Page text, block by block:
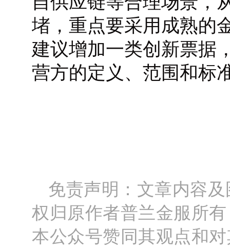
堵，重点要采用成熟的
建议增加一类创新票据
营方的定义、范围和标
免责声明：文章内容
权归原作者普兰金服所
本公众号赞同其观点和